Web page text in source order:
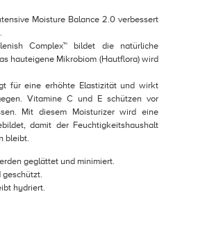
Moisture Balance 2.0 verbessert
Complex™ bildet die natürliche
hauteigene Mikrobiom (Hautflora) wird
für eine erhöhte Elastizität und wirkt
Vitamine C und E schützen vor
Mit diesem Moisturizer wird eine
damit der Feuchtigkeitshaushalt
bleibt.
geglättet und minimiert.
hydriert.